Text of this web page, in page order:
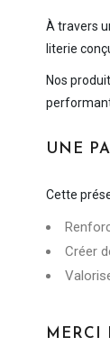
À travers
literie
Nos
UNE
Cette
Créer
MERCI